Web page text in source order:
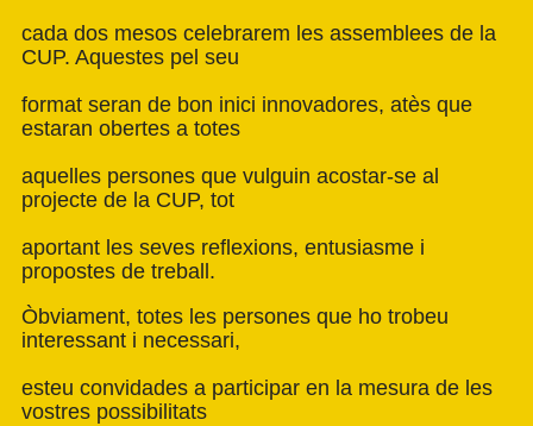
cada dos mesos celebrarem les assemblees de la
CUP. Aquestes pel seu
format seran de bon inici innovadores, atès que
estaran obertes a totes
aquelles persones que vulguin acostar-se al
projecte de la CUP, tot
aportant les seves reflexions, entusiasme i
propostes de treball.
Òbviament, totes les persones que ho trobeu
interessant i necessari,
esteu convidades a participar en la mesura de les
vostres possibilitats